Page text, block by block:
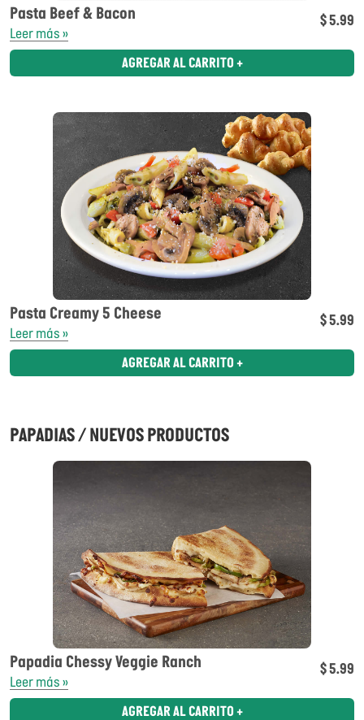
Pasta Beef & Bacon
Leer más »
$ 5.99
AGREGAR AL CARRITO +
Pasta Creamy 5 Cheese
Leer más »
$ 5.99
AGREGAR AL CARRITO +
PAPADIAS / NUEVOS PRODUCTOS
Papadia Chessy Veggie Ranch
Leer más »
$ 5.99
AGREGAR AL CARRITO +